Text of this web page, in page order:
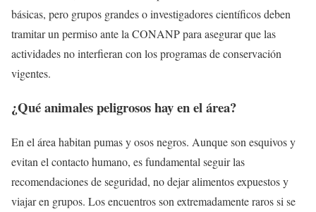
básicas, pero grupos grandes o investigadores científicos deben
tramitar un permiso ante la CONANP para asegurar que las
actividades no interfieran con los programas de conservación
vigentes.
¿Qué animales peligrosos hay en el área?
En el área habitan pumas y osos negros. Aunque son esquivos y
evitan el contacto humano, es fundamental seguir las
recomendaciones de seguridad, no dejar alimentos expuestos y
viajar en grupos. Los encuentros son extremadamente raros si se